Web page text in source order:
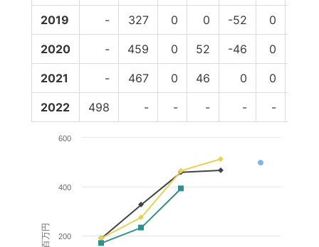
2019 - 327 0 0 -52 0
2020 - 459 0 52 -46 0
2021 - 467 0 46 0 0
2022 498 - - - - -
百万円 200
400
600